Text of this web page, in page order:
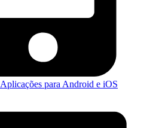
Aplicações para Android e iOS